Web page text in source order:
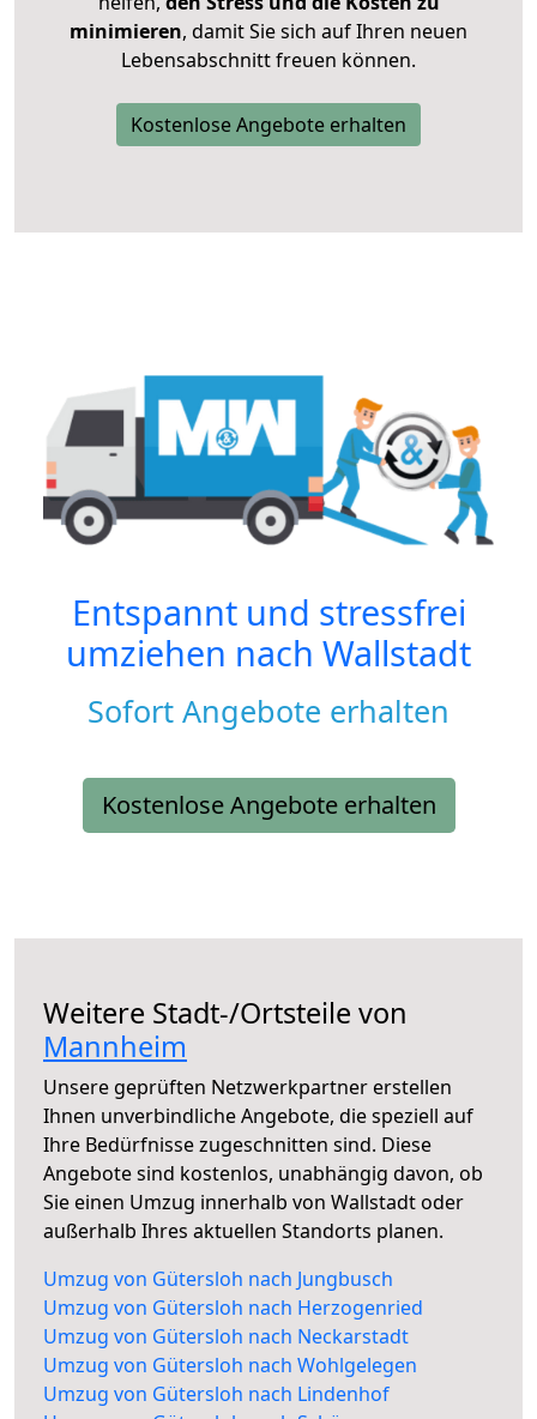
minimieren, damit Sie sich auf Ihren neuen
Lebensabschnitt freuen können.
Kostenlose Angebote erhalten
Entspannt und stressfrei
umziehen nach Wallstadt
Sofort Angebote erhalten
Kostenlose Angebote erhalten
Weitere Stadt-/Ortsteile von
Mannheim
Unsere geprüften Netzwerkpartner erstellen
Ihnen unverbindliche Angebote, die speziell auf
Ihre Bedürfnisse zugeschnitten sind. Diese
Angebote sind kostenlos, unabhängig davon, ob
Sie einen Umzug innerhalb von Wallstadt oder
außerhalb Ihres aktuellen Standorts planen.
Umzug von Gütersloh nach Jungbusch
Umzug von Gütersloh nach Herzogenried
Umzug von Gütersloh nach Neckarstadt
Umzug von Gütersloh nach Wohlgelegen
Umzug von Gütersloh nach Lindenhof